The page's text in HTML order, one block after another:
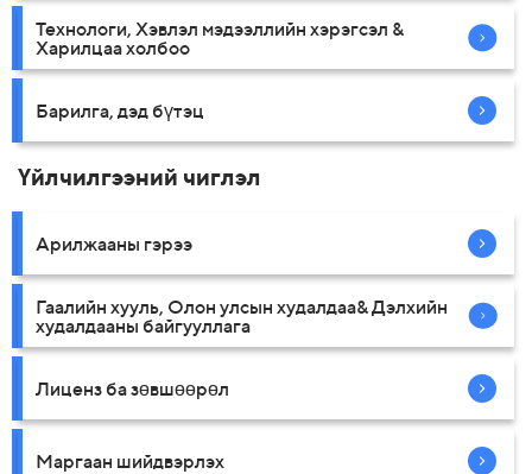
Технологи, Хэвлэл мэдээллийн хэрэгсэл &
Харилцаа холбоо
Барилга, дэд бүтэц
Үйлчилгээний чиглэл
Арилжааны гэрээ
Гаалийн хууль, Олон улсын худалдаа& Дэлхийн
худалдааны байгууллага
Лиценз ба зөвшөөрөл
Маргаан шийдвэрлэх